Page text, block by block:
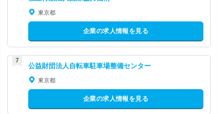
東京都
企業の求人情報を見る
公益財団法人自転車駐車場整備センター
東京都
企業の求人情報を見る